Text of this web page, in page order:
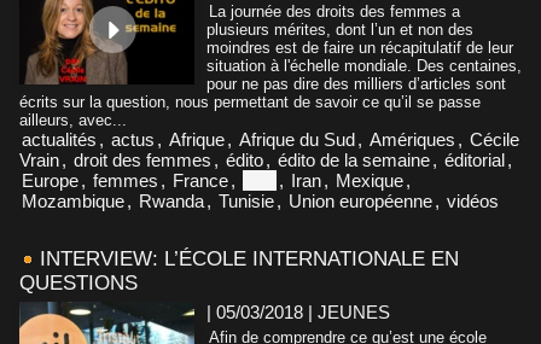
La journée des droits des femmes a
plusieurs mérites, dont l’un et non des
moindres est de faire un récapitulatif de leur
situation à l'échelle mondiale. Des centaines,
pour ne pas dire des milliers d’articles sont
écrits sur la question, nous permettant de savoir ce qu’il se passe
ailleurs, avec...
actualités , actus , Afrique, Afrique du Sud, Amériques , Cécile
Vrain, droit des femmes , édito, édito de la semaine, éditorial,
Europe, femmes , France, , Iran, Mexique,
Mozambique, Rwanda, Tunisie, Union européenne, vidéos
INTERVIEW: L’ÉCOLE INTERNATIONALE EN
QUESTIONS
| 05/03/2018 | JEUNES
Afin de comprendre ce qu’est une école